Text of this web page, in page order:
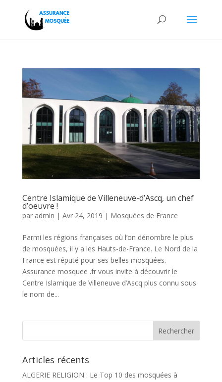
Centre Islamique de Villeneuve-d’Ascq, un chef
d’oeuvre !
par admin | Avr 24, 2019 | Mosquées de France
Parmi les régions françaises où l’on dénombre le plus
de mosquées, il y a les Hauts-de-France. Le Nord de la
France est réputé pour ses belles mosquées.
Assurance mosquee .fr vous invite à découvrir le
Centre Islamique de Villeneuve d’Ascq plus connu sous
le nom de...
Articles récents
ALGERIE RELIGION : Le Top 10 des mosquées à